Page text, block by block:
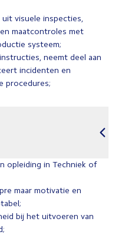
visuele inspecties,
maatcontroles met
systeem;
neemt deel aan
incidenten en
procedures;
opleiding in Techniek of
maar motivatie en
bij het uitvoeren van